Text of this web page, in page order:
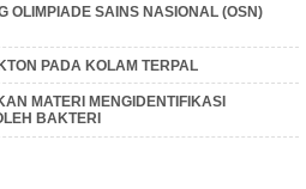
OLIMPIADE SAINS NASIONAL (OSN)
PADA KOLAM TERPAL
MATERI MENGIDENTIFIKASI
BAKTERI